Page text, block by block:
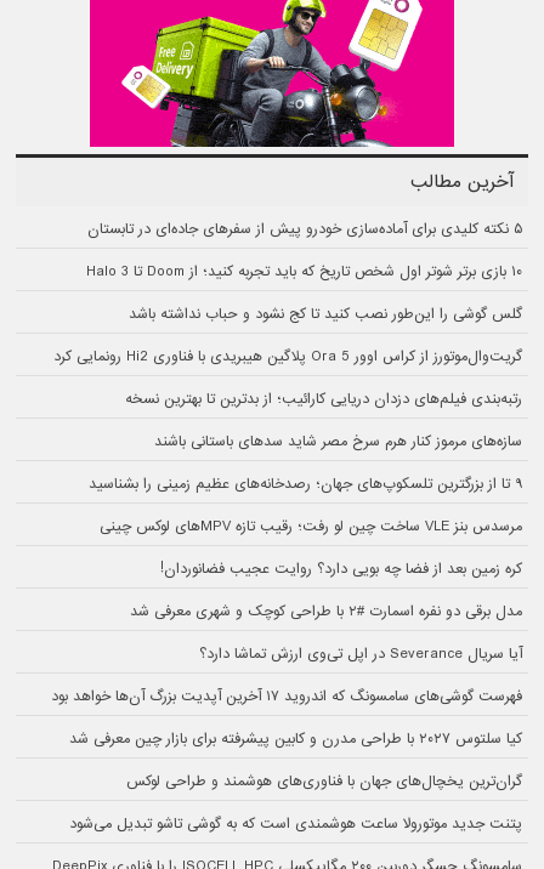
آخرین مطالب
۵ نکته کلیدی برای آماده‌سازی خودرو پیش از سفرهای جاده‌ای در تابستان
۱۰ بازی برتر شوتر اول شخص تاریخ که باید تجربه کنید؛ از Doom تا Halo 3
گلس گوشی را این‌طور نصب کنید تا کج نشود و حباب نداشته باشد
گریت‌وال‌موتورز از کراس اوور Ora 5 پلاگین هیبریدی با فناوری Hi2 رونمایی کرد
رتبه‌بندی فیلم‌های دزدان دریایی کارائیب؛ از بدترین تا بهترین نسخه
سازه‌های مرموز کنار هرم سرخ مصر شاید سدهای باستانی باشند
۹ تا از بزرگترین تلسکوپ‌های جهان؛ رصدخانه‌های عظیم زمینی را بشناسید
مرسدس بنز VLE ساخت چین لو رفت؛ رقیب تازه MPVهای لوکس چینی
کره زمین بعد از فضا چه بویی دارد؟ روایت عجیب فضانوردان!
مدل برقی دو نفره اسمارت #۲ با طراحی کوچک و شهری معرفی شد
آیا سریال Severance در اپل تی‌وی ارزش تماشا دارد؟
فهرست گوشی‌های سامسونگ که اندروید ۱۷ آخرین آپدیت بزرگ آن‌ها خواهد بود
کیا سلتوس ۲۰۲۷ با طراحی مدرن و کابین پیشرفته برای بازار چین معرفی شد
گران‌ترین یخچال‌های جهان با فناوری‌های هوشمند و طراحی لوکس
پتنت جدید موتورولا ساعت هوشمندی است که به گوشی تاشو تبدیل می‌شود